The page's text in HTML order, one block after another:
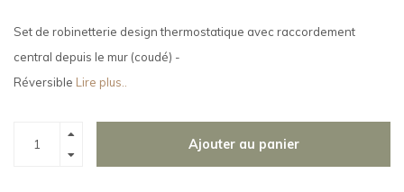
Set de robinetterie design thermostatique avec raccordement
central depuis le mur (coudé) -
Réversible Lire plus..
Ajouter au panier